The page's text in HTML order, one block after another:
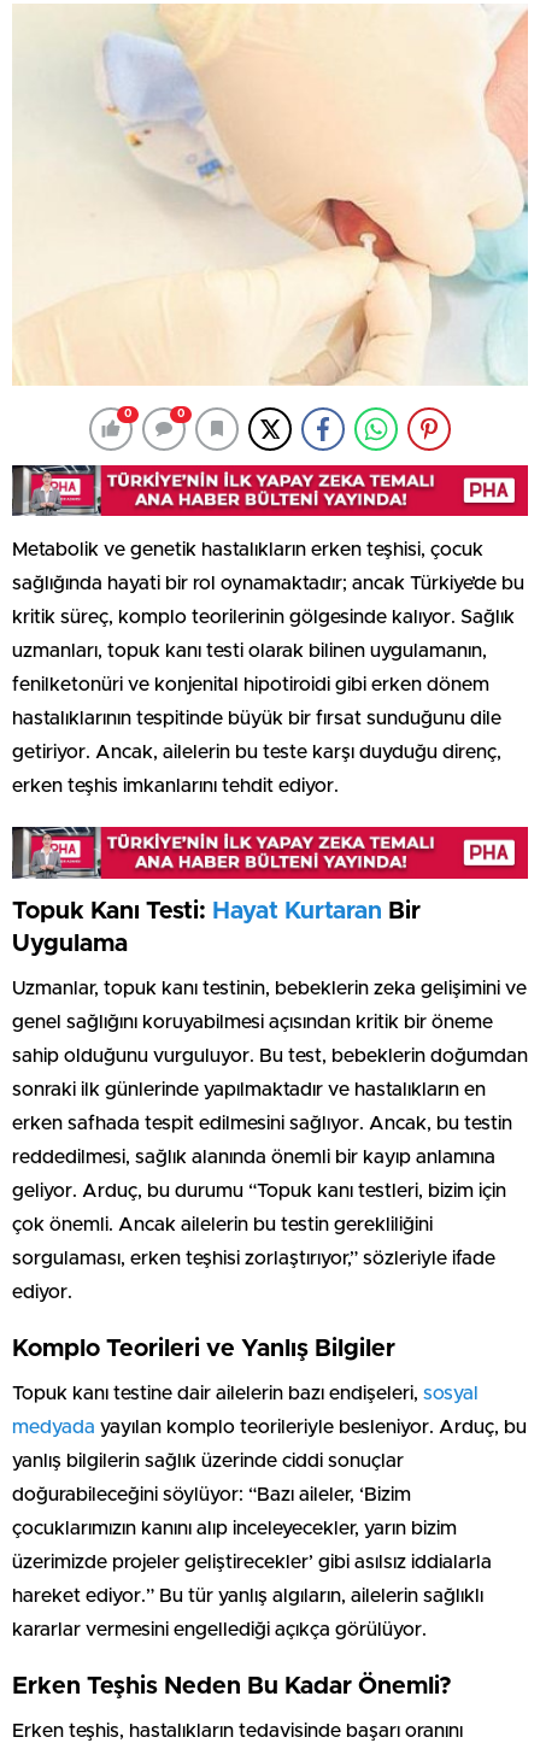
0 0
Metabolik ve genetik hastalıkların erken teşhisi, çocuk
sağlığında hayati bir rol oynamaktadır; ancak Türkiye’de bu
kritik süreç, komplo teorilerinin gölgesinde kalıyor. Sağlık
uzmanları, topuk kanı testi olarak bilinen uygulamanın,
fenilketonüri ve konjenital hipotiroidi gibi erken dönem
hastalıklarının tespitinde büyük bir fırsat sunduğunu dile
getiriyor. Ancak, ailelerin bu teste karşı duyduğu direnç,
erken teşhis imkanlarını tehdit ediyor.
Topuk Kanı Testi: Hayat Kurtaran Bir
Uygulama
Uzmanlar, topuk kanı testinin, bebeklerin zeka gelişimini ve
genel sağlığını koruyabilmesi açısından kritik bir öneme
sahip olduğunu vurguluyor. Bu test, bebeklerin doğumdan
sonraki ilk günlerinde yapılmaktadır ve hastalıkların en
erken safhada tespit edilmesini sağlıyor. Ancak, bu testin
reddedilmesi, sağlık alanında önemli bir kayıp anlamına
geliyor. Arduç, bu durumu “Topuk kanı testleri, bizim için
çok önemli. Ancak ailelerin bu testin gerekliliğini
sorgulaması, erken teşhisi zorlaştırıyor,” sözleriyle ifade
ediyor.
Komplo Teorileri ve Yanlış Bilgiler
Topuk kanı testine dair ailelerin bazı endişeleri, sosyal
medyada yayılan komplo teorileriyle besleniyor. Arduç, bu
yanlış bilgilerin sağlık üzerinde ciddi sonuçlar
doğurabileceğini söylüyor: “Bazı aileler, ‘Bizim
çocuklarımızın kanını alıp inceleyecekler, yarın bizim
üzerimizde projeler geliştirecekler’ gibi asılsız iddialarla
hareket ediyor.” Bu tür yanlış algıların, ailelerin sağlıklı
kararlar vermesini engellediği açıkça görülüyor.
Erken Teşhis Neden Bu Kadar Önemli?
Erken teşhis, hastalıkların tedavisinde başarı oranını